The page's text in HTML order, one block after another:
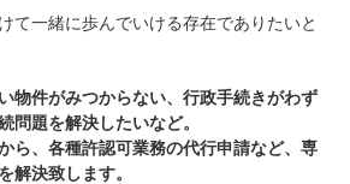
て一緒に歩んでいける存在でありたいと
物件がみつからない、行政手続きがわず
問題を解決したいなど。
ら、各種許認可業務の代行申請など、専
解決致します。